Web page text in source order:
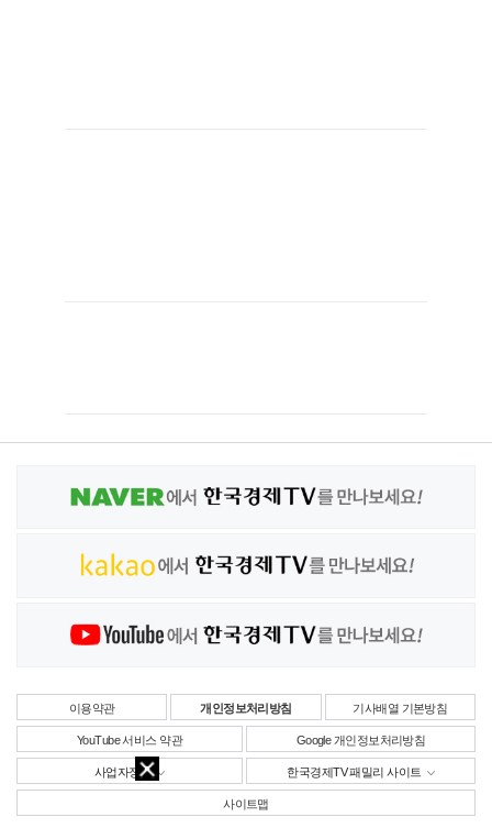
이용약관 개인정보처리방침 기사배열 기본방침
YouTube 서비스 약관 Google 개인정보처리방침
사업자정보 한국경제TV 패밀리 사이트
사이트맵